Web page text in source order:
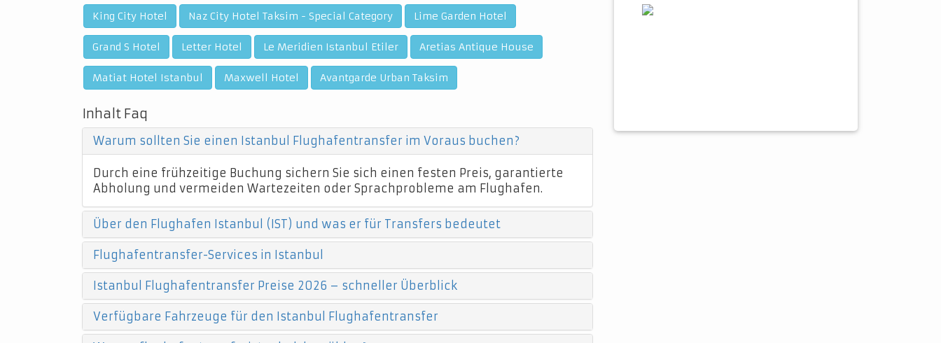
King City Hotel Naz City Hotel Taksim - Special Category Lime Garden Hotel
Grand S Hotel Letter Hotel Le Meridien Istanbul Etiler Aretias Antique House
Matiat Hotel Istanbul Maxwell Hotel Avantgarde Urban Taksim
Inhalt Faq
Warum sollten Sie einen Istanbul Flughafentransfer im Voraus buchen?
Durch eine frühzeitige Buchung sichern Sie sich einen festen Preis, garantierte
Abholung und vermeiden Wartezeiten oder Sprachprobleme am Flughafen.
Über den Flughafen Istanbul (IST) und was er für Transfers bedeutet
Flughafentransfer-Services in Istanbul
Istanbul Flughafentransfer Preise 2026 – schneller Überblick
Verfügbare Fahrzeuge für den Istanbul Flughafentransfer